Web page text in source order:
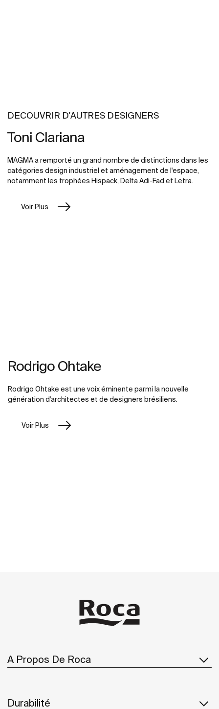
DECOUVRIR D'AUTRES DESIGNERS
Toni Clariana
MAGMA a remporté un grand nombre de distinctions dans les
catégories design industriel et aménagement de l'espace,
notamment les trophées Hispack, Delta Adi-Fad et Letra.
Voir Plus
Rodrigo Ohtake
Rodrigo Ohtake est une voix éminente parmi la nouvelle
génération d'architectes et de designers brésiliens.
Voir Plus
A Propos De Roca
Durabilité